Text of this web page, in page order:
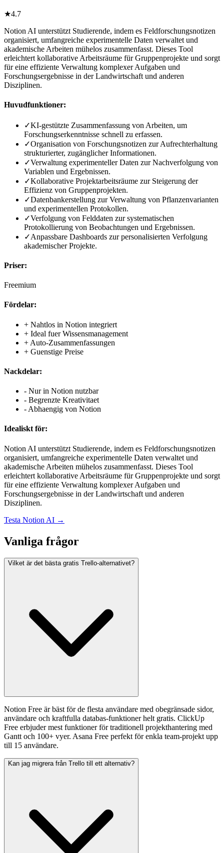
★4.7
Notion AI unterstützt Studierende, indem es Feldforschungsnotizen
organisiert, umfangreiche experimentelle Daten verwaltet und
akademische Arbeiten mühelos zusammenfasst. Dieses Tool
erleichtert kollaborative Arbeitsräume für Gruppenprojekte und sorgt
für eine effiziente Verwaltung komplexer Aufgaben und
Forschungsergebnisse in der Landwirtschaft und anderen
Disziplinen.
Huvudfunktioner:
✓KI-gestützte Zusammenfassung von Arbeiten, um
Forschungserkenntnisse schnell zu erfassen.
✓Organisation von Forschungsnotizen zur Aufrechterhaltung
strukturierter, zugänglicher Informationen.
✓Verwaltung experimenteller Daten zur Nachverfolgung von
Variablen und Ergebnissen.
✓Kollaborative Projektarbeitsräume zur Steigerung der
Effizienz von Gruppenprojekten.
✓Datenbankerstellung zur Verwaltung von Pflanzenvarianten
und experimentellen Protokollen.
✓Verfolgung von Felddaten zur systematischen
Protokollierung von Beobachtungen und Ergebnissen.
✓Anpassbare Dashboards zur personalisierten Verfolgung
akademischer Projekte.
Priser:
Freemium
Fördelar:
+ Nahtlos in Notion integriert
+ Ideal fuer Wissensmanagement
+ Auto-Zusammenfassungen
+ Guenstige Preise
Nackdelar:
- Nur in Notion nutzbar
- Begrenzte Kreativitaet
- Abhaengig von Notion
Idealiskt för:
Notion AI unterstützt Studierende, indem es Feldforschungsnotizen
organisiert, umfangreiche experimentelle Daten verwaltet und
akademische Arbeiten mühelos zusammenfasst. Dieses Tool
erleichtert kollaborative Arbeitsräume für Gruppenprojekte und sorgt
für eine effiziente Verwaltung komplexer Aufgaben und
Forschungsergebnisse in der Landwirtschaft und anderen
Disziplinen.
Testa Notion AI →
Vanliga frågor
Vilket är det bästa gratis Trello-alternativet?
Notion Free är bäst för de flesta användare med obegränsade sidor,
användare och kraftfulla databas-funktioner helt gratis. ClickUp
Free erbjuder mest funktioner för traditionell projekthantering med
Gantt och 100+ vyer. Asana Free perfekt för enkla team-projekt upp
till 15 användare.
Kan jag migrera från Trello till ett alternativ?